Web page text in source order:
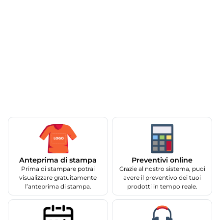
Anteprima di stampa
Prima di stampare potrai
visualizzare gratuitamente
l’anteprima di stampa.
Preventivi online
Grazie al nostro sistema, puoi
avere il preventivo dei tuoi
prodotti in tempo reale.